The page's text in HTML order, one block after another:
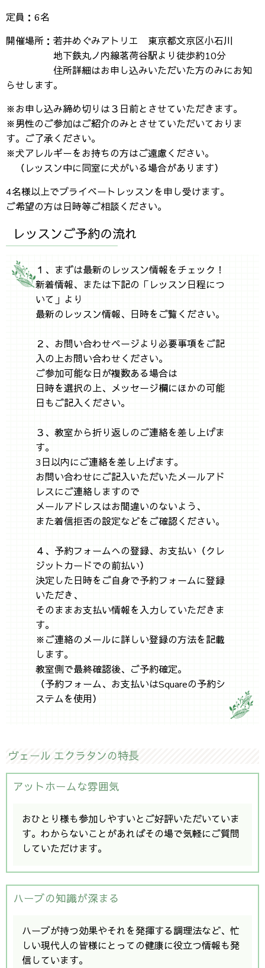
定員：6名
開催場所：若井めぐみアトリエ 東京都文京区小石川
地下鉄丸ノ内線茗荷谷駅より徒歩約10分
住所詳細はお申し込みいただいた方のみにお知
らせします。
※お申し込み締め切りは３日前とさせていただきます。
※男性のご参加はご紹介のみとさせていただいておりま
す。ご了承ください。
※犬アレルギーをお持ちの方はご遠慮ください。
（レッスン中に同室に犬がいる場合があります）
4名様以上でプライベートレッスンを申し受けます。
ご希望の方は日時等ご相談ください。
レッスンご予約の流れ
１、まずは最新のレッスン情報をチェック！
新着情報、または下記の「レッスン日程につ
いて」より
最新のレッスン情報、日時をご覧ください。
２、お問い合わせページより必要事項をご記
入の上お問い合わせください。
ご参加可能な日が複数ある場合は
日時を選択の上、メッセージ欄にほかの可能
日もご記入ください。
３、教室から折り返しのご連絡を差し上げま
す。
3日以内にご連絡を差し上げます。
お問い合わせにご記入いただいたメールアド
レスにご連絡しますので
メールアドレスはお間違いのないよう、
また着信拒否の設定などをご確認ください。
４、予約フォームへの登録、お支払い（クレ
ジットカードでの前払い）
決定した日時をご自身で予約フォームに登録
いただき、
そのままお支払い情報を入力していただきま
す。
※ご連絡のメールに詳しい登録の方法を記載
します。
教室側で最終確認後、ご予約確定。
（予約フォーム、お支払いはSquareの予約シ
ステムを使用）
ヴェール エクラタンの特長
アットホームな雰囲気
おひとり様も参加しやすいとご好評いただいていま
す。わからないことがあればその場で気軽にご質問
していただけます。
ハーブの知識が深まる
ハーブが持つ効果やそれを発揮する調理法など、忙
しい現代人の皆様にとっての健康に役立つ情報も発
信しています。